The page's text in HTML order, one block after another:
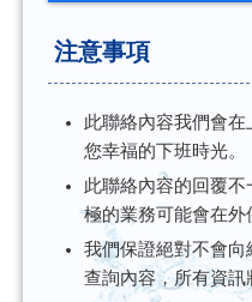
注意事項
此聯絡內容我們會在
您幸福的下班時光。
此聯絡內容的回覆
極的業務可能會在外
我們保證絕對不會向
查詢內容，所有資訊